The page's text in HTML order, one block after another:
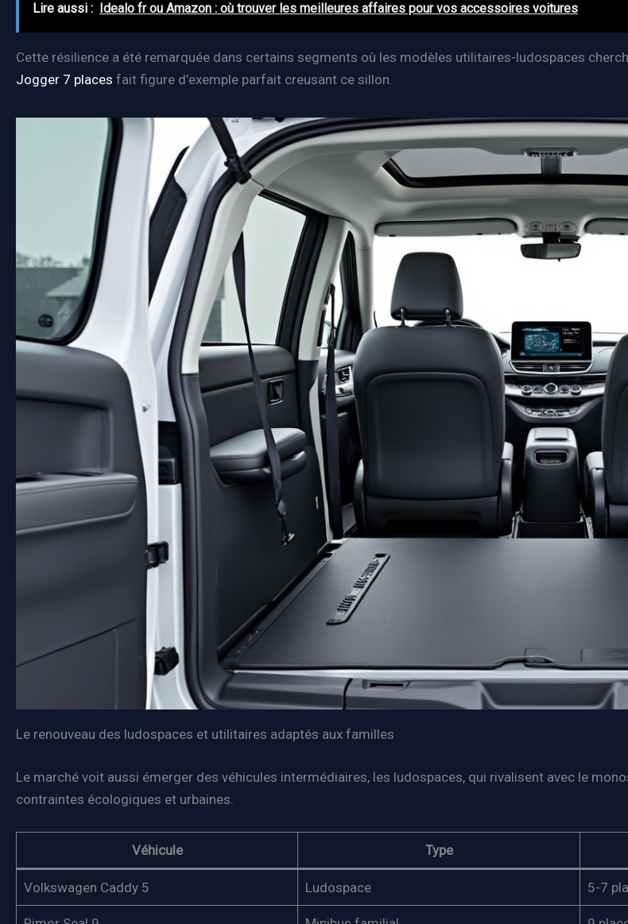
Lire aussi : Idealo fr ou Amazon : où trouver les meilleures affaires pour vos accessoires voitures
Cette résilience a été remarquée dans certains segments où les modèles utilitaires-ludospaces
Jogger 7 places fait figure d’exemple parfait creusant ce sillon.
Le renouveau des ludospaces et utilitaires adaptés aux familles
Le marché voit aussi émerger des véhicules intermédiaires, les ludospaces, qui rivalisent avec le
contraintes écologiques et urbaines.
Véhicule Type
Volkswagen Caddy 5 Ludospace 5-7